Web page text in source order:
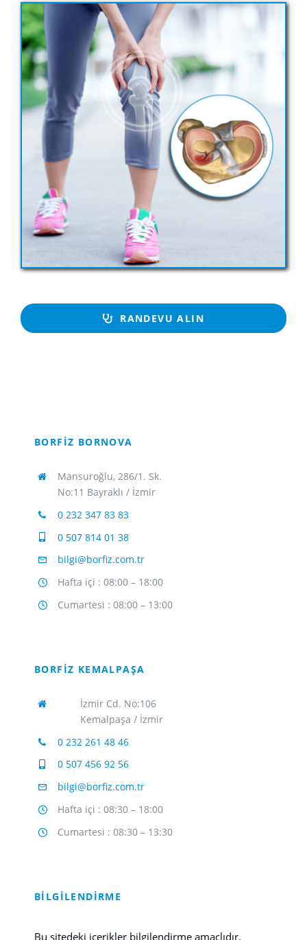
RANDEVU ALIN
BORFİZ BORNOVA
Mansuroğlu, 286/1. Sk.
No:11 Bayraklı / İzmir
0 232 347 83 83
0 507 814 01 38
bilgi@borfiz.com.tr
Hafta içi : 08:00 – 18:00
Cumartesi : 08:00 – 13:00
BORFİZ KEMALPAŞA
İzmir Cd. No:106
Kemalpaşa / İzmir
0 232 261 48 46
0 507 456 92 56
bilgi@borfiz.com.tr
Hafta içi : 08:30 – 18:00
Cumartesi : 08:30 – 13:30
BİLGİLENDİRME
Bu sitedeki içerikler bilgilendirme amaçlıdır.